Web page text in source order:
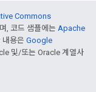
Commons
, 코드 샘플에는 Apache
내용은 Google
및/또는 Oracle 계열사